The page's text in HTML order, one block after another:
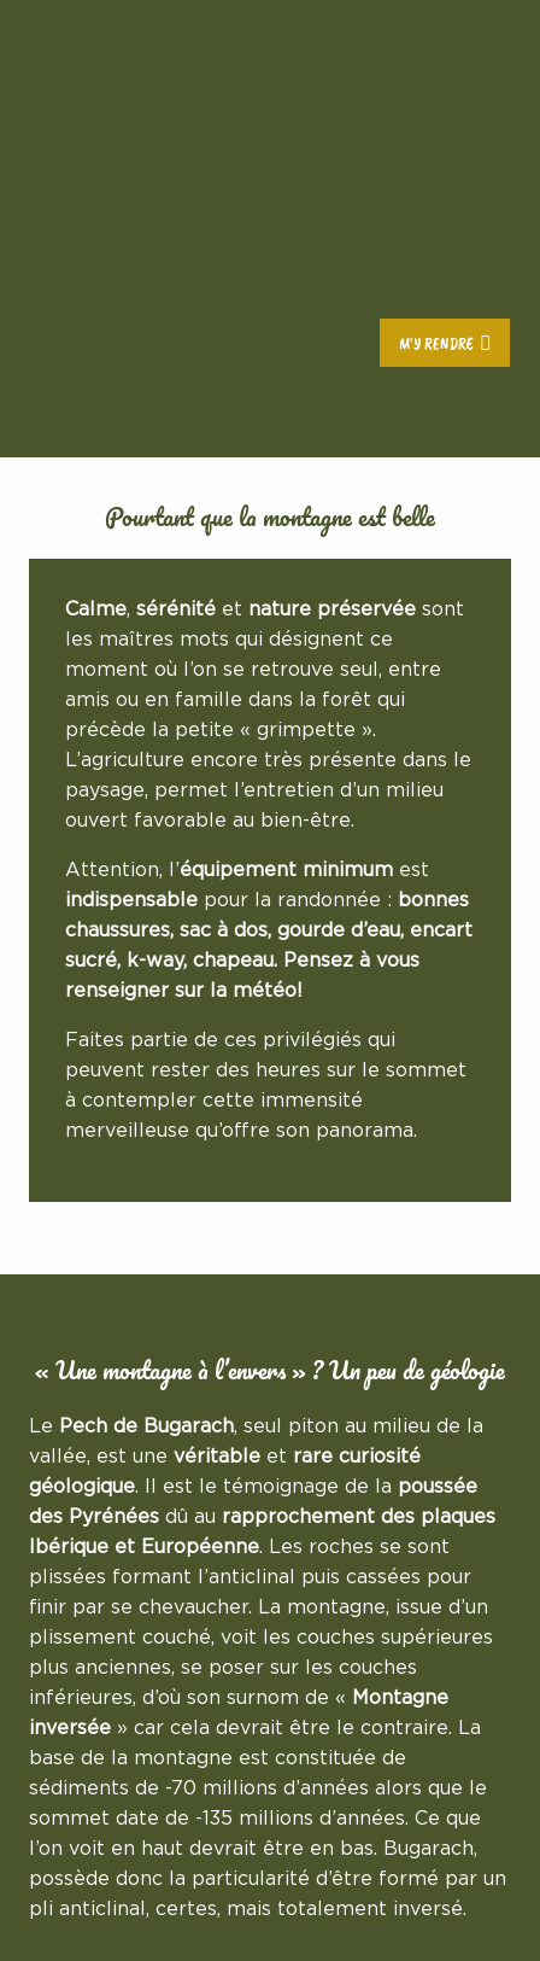
M'Y RENDRE
Pourtant que la montagne est belle
Calme, sérénité et nature préservée sont
les maîtres mots qui désignent ce
moment où l’on se retrouve seul, entre
amis ou en famille dans la forêt qui
précède la petite « grimpette ».
L’agriculture encore très présente dans le
paysage, permet l’entretien d’un milieu
ouvert favorable au bien-être.
Attention, l’équipement minimum est
indispensable pour la randonnée : bonnes
chaussures, sac à dos, gourde d’eau, encart
sucré, k-way, chapeau. Pensez à vous
renseigner sur la météo!
Faites partie de ces privilégiés qui
peuvent rester des heures sur le sommet
à contempler cette immensité
merveilleuse qu’offre son panorama.
« Une montagne à l’envers » ? Un peu de géologie
Le Pech de Bugarach, seul piton au milieu de la
vallée, est une véritable et rare curiosité
géologique. Il est le témoignage de la poussée
des Pyrénées dû au rapprochement des plaques
Ibérique et Européenne. Les roches se sont
plissées formant l’anticlinal puis cassées pour
finir par se chevaucher. La montagne, issue d’un
plissement couché, voit les couches supérieures
plus anciennes, se poser sur les couches
inférieures, d’où son surnom de « Montagne
inversée » car cela devrait être le contraire. La
base de la montagne est constituée de
sédiments de -70 millions d’années alors que le
sommet date de -135 millions d’années. Ce que
l’on voit en haut devrait être en bas. Bugarach,
possède donc la particularité d’être formé par un
pli anticlinal, certes, mais totalement inversé.